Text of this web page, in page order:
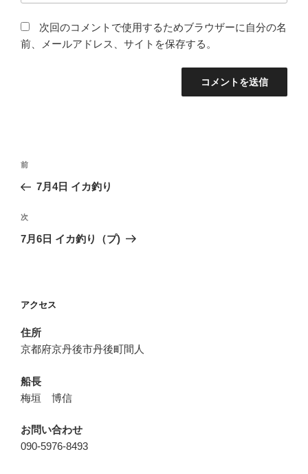
次回のコメントで使用するためブラウザーに自分の名
前、メールアドレス、サイトを保存する。
投
ナ
ビ
ゲ
ン
前
の
稿
前
7月4日 イカ釣り
次
の
次
7月6日 イカ釣り（プ)
アクセス
住所
京都府京丹後市丹後町間人
船長
梅垣 博信
お問い合わせ
090-5976-8493